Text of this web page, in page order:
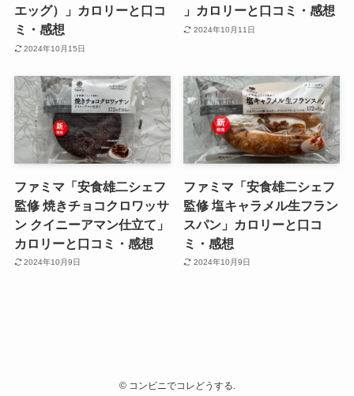
エッグ）」カロリーと口コ
ミ・感想
2024年10月15日
」カロリーと口コミ・感想
2024年10月11日
ファミマ「安食雄二シェフ
監修 焼きチョコクロワッサ
ン クイニーアマン仕立て」
カロリーと口コミ・感想
2024年10月9日
ファミマ「安食雄二シェフ
監修 塩キャラメル生フラン
スパン」カロリーと口コ
ミ・感想
2024年10月9日
©コンビニでコレどうする.